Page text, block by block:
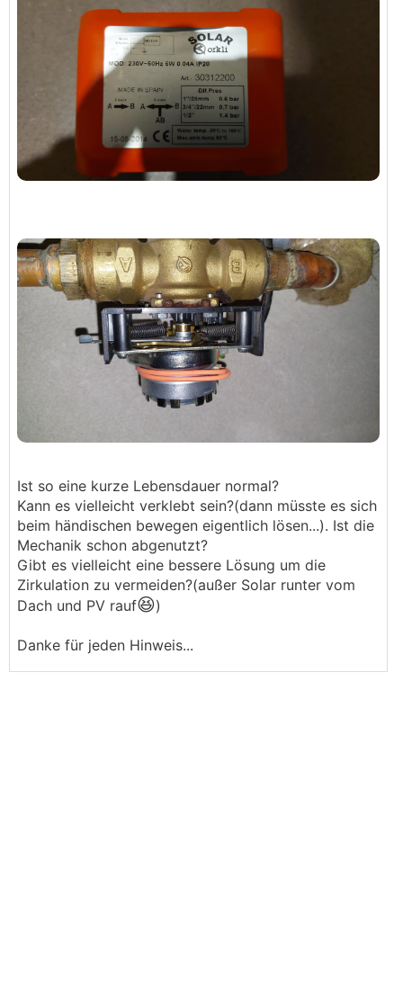
Ist so eine kurze Lebensdauer normal?
Kann es vielleicht verklebt sein?(dann müsste es sich
beim händischen bewegen eigentlich lösen...). Ist die
Mechanik schon abgenutzt?
Gibt es vielleicht eine bessere Lösung um die
Zirkulation zu vermeiden?(außer Solar runter vom
Dach und PV rauf😆)
Danke für jeden Hinweis...